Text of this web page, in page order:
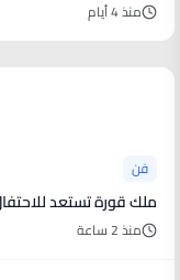
منذ 4 أيام
فن
ملك قورة تستعد
منذ 2 ساعة